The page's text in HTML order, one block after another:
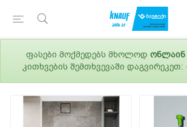
ფასები მოქმედებს მხოლოდ ონლაინ
კითხვების შემთხვევაში დაგვირეკეთ: